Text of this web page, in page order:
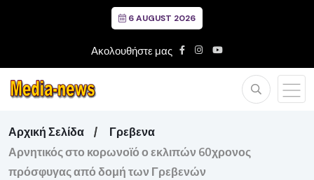
6 AUGUST 2026
Ακολουθήστε μας
Αρχική Σελίδα
Γρεβενα
Αρνητικός στο κορωνοϊό ο εκλιπών 60χρονος
πρόσφυγας από δομή των Γρεβενών